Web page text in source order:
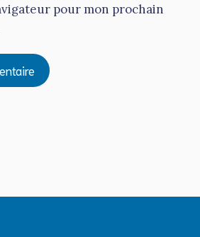
pour mon prochain